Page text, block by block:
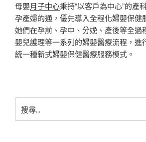
母嬰月子中心秉持“以客戶為中心”的產
孕產婦的通，優先導入全程化婦嬰保健
她們在孕前、孕中、分娩、產後等全過
嬰兒護理等一系列的婦嬰醫療流程，進
統一種新式婦嬰保健醫療服務模式。
尋